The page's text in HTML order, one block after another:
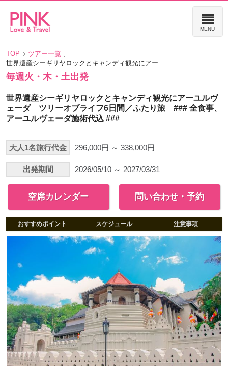
TOP
ツアー一覧
世界遺産シーギリヤロックとキャンディ観光にアー...
毎週火・木・土出発
世界遺産シーギリヤロックとキャンディ観光にアーユルヴ
ェーダ ツリーオブライフ6日間／ふたり旅 ### 全食事、
アーユルヴェーダ施術代込 ###
大人1名旅行代金 296,000円 ～ 338,000円
出発期間 2026/05/10 ～ 2027/03/31
空席カレンダー 問い合わせ・予約
おすすめポイント スケジュール 注意事項